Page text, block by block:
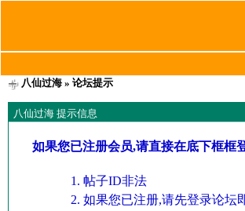
八仙过海» 论坛提示
八仙过海 提示信息
如果您已注册会员,请直接在底下框框
帖子ID非法
如果您已注册,请先登录论坛